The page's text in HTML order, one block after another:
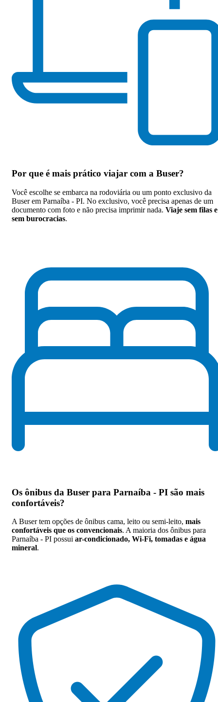
Por que é mais prático viajar com a Buser?
Você escolhe se embarca na rodoviária ou um ponto exclusivo da
Buser em Parnaíba - PI. No exclusivo, você precisa apenas de um
documento com foto e não precisa imprimir nada. Viaje sem filas e
sem burocracias.
Os ônibus da Buser para Parnaíba - PI são mais
confortáveis?
A Buser tem opções de ônibus cama, leito ou semi-leito, mais
confortáveis que os convencionais. A maioria dos ônibus para
Parnaíba - PI possui ar-condicionado, Wi-Fi, tomadas e água
mineral.